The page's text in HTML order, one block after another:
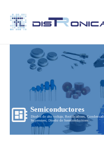
Semiconductores
Diodos de alto voltaje, Rectificadores,
Supresores, Diseño de Semiconductores...